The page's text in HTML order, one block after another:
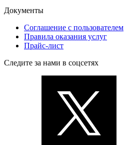
Документы
Соглашение с пользователем
Правила оказания услуг
Прайс-лист
Следите за нами в соцсетях